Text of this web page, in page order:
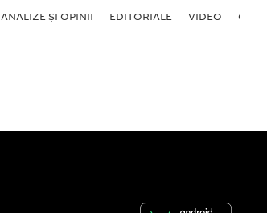
ANALIZE ȘI OPINII EDITORIALE VIDEO